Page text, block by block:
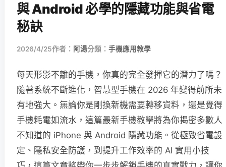
與 Android 必學的隱藏功能與省電
秘訣
2026/4/25作者： 阿湯分類： 手機應用教學
每天形影不離的手機，你真的完全發揮它的潛力了嗎？
隨著系統不斷進化，智慧型手機在 2026 年變得前所未
有地強大。無論你是剛換新機需要轉移資料，還是覺得
手機耗電如流水，這篇最新手機教學將為你揭密多數人
不知道的 iPhone 與 Android 隱藏功能。從極致省電設
定、隱私安全防護，到提升工作效率的 AI 實用小技